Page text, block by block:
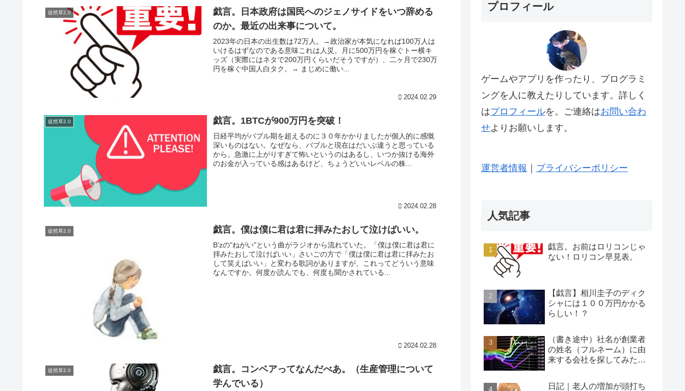
徒然草2.0
戯言。日本政府は国民へのジェノサイドをいつ辞める
のか。最近の出来事について。
2023年の日本の出生数は72万人。→政治家が本気になれば100万人は
いけるはずなのである意味これは人災。月に500万円を稼ぐトー横キ
ッズ（実際にはネタで200万円くらいだそうですが）、二ヶ月で230万
円を稼ぐ中国人白タク。→ まじめに働い...
2024.02.29
徒然草2.0 戯言。1BTCが900万円を突破！
日経平均がバブル期を超えるのに３０年かかりましたが個人的に感慨
深いものはない。なぜなら、バブルと現在はだいぶ違うと思っている
から。急激に上がりすぎて怖いというのはあるし、いつか抜ける海外
のお金が入っている感はあるけど、ちょうどいいレベルの株...
2024.02.28
徒然草2.0 戯言。僕は僕に君は君に拝みたおして泣けばいい。
B'zの"ねがい"という曲がラジオから流れていた。「僕は僕に君は君に
拝みたおして泣けばいい」さいごの方で「僕は僕に君は君に拝みたお
して笑えばいい」と変わる歌詞がありますが、これってどういう意味
なんですか。何度か読んでも、何度も聞かされている...
2024.02.28
徒然草2.0
戯言。コンベアってなんだべあ。（生産管理について
学んでいる）
プロフィール
ゲームやアプリを作ったり、プログラミ
ングを人に教えたりしています。詳しく
はプロフィールを。ご連絡はお問い合わ
せよりお願いします。
運営者情報 プライバシーポリシー
人気記事
戯言。お前はロリコンじゃ
ない！ロリコン早見表。
【戯言】相川圭子のディク
シャには１００万円かかる
らしい！？
（書き途中）社名が創業者
の姓名（フルネーム）に由
来する会社を探してみた…
日記｜老人の増加が頭打ち